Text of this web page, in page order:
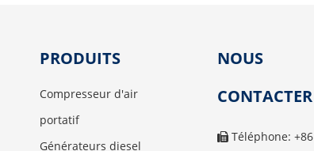
PRODUITS
Compresseur d'air
portatif
Générateurs diesel
NOUS
CONTACTER
 Téléphone: +86